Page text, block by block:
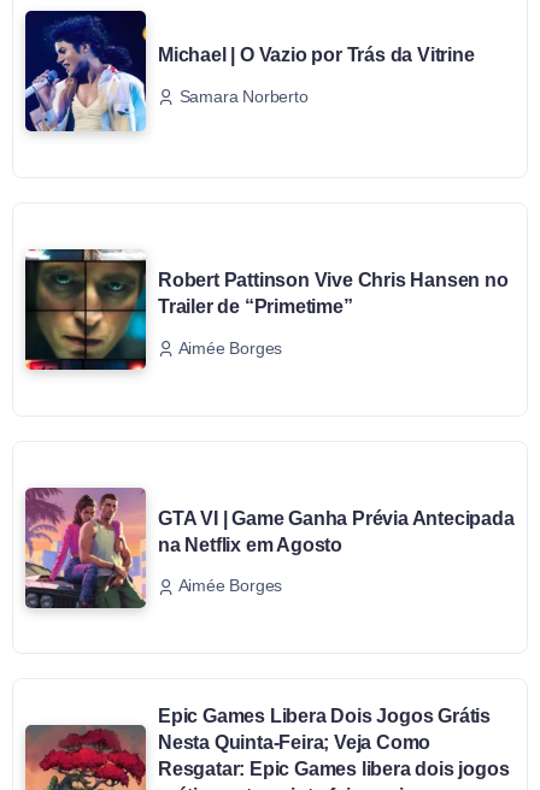
Michael | O Vazio por Trás da Vitrine
Samara Norberto
Robert Pattinson Vive Chris Hansen no
Trailer de “Primetime”
Aimée Borges
GTA VI | Game Ganha Prévia Antecipada
na Netflix em Agosto
Aimée Borges
Epic Games Libera Dois Jogos Grátis
Nesta Quinta-Feira; Veja Como
Resgatar: Epic Games libera dois jogos